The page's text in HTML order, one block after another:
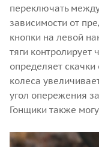
переключать
зависимости от
кнопки на левой
тяги контролирует
определяет скачки
колеса
угол опережения
Гонщики также